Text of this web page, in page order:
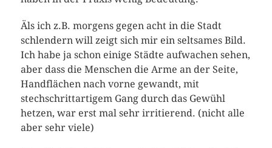
Äls ich z.B. morgens gegen acht in die Stadt
schlendern will zeigt sich mir ein seltsames Bild.
Ich habe ja schon einige Städte aufwachen sehen,
aber dass die Menschen die Arme an der Seite,
Handflächen nach vorne gewandt, mit
stechschrittartigem Gang durch das Gewühl
hetzen, war erst mal sehr irritierend. (nicht alle
aber sehr viele)